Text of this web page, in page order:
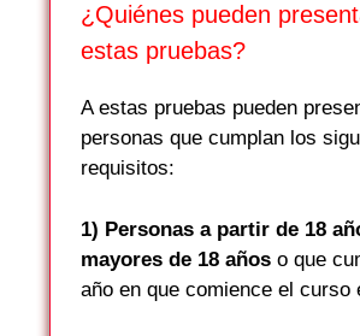
¿Quiénes pueden
estas pruebas?
A estas pruebas pueden
personas que cumplan los
requisitos:
1) Personas a partir de 18
mayores de 18 años o que
año en que comience el curso